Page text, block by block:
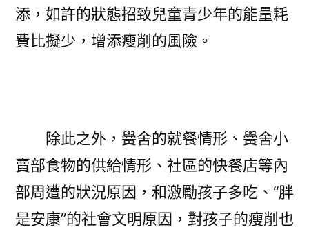
添，如許的狀態招致兒童青少年的能量耗
費比擬少，增添瘦削的風險。
除此之外，黌舍的就餐情形、黌舍小
賣部食物的供給情形、社區的快餐店等內
部周遭的狀況原因，和激勵孩子多吃、“胖
是安康”的社會文明原因，對孩子的瘦削也